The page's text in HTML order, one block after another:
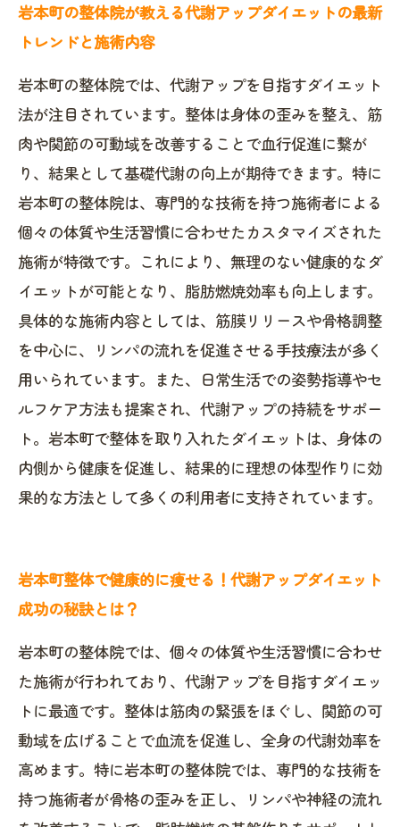
岩本町の整体院が教える代謝アップダイエットの最新
トレンドと施術内容
岩本町の整体院では、代謝アップを目指すダイエット
法が注目されています。整体は身体の歪みを整え、筋
肉や関節の可動域を改善することで血行促進に繋が
り、結果として基礎代謝の向上が期待できます。特に
岩本町の整体院は、専門的な技術を持つ施術者による
個々の体質や生活習慣に合わせたカスタマイズされた
施術が特徴です。これにより、無理のない健康的なダ
イエットが可能となり、脂肪燃焼効率も向上します。
具体的な施術内容としては、筋膜リリースや骨格調整
を中心に、リンパの流れを促進させる手技療法が多く
用いられています。また、日常生活での姿勢指導やセ
ルフケア方法も提案され、代謝アップの持続をサポー
ト。岩本町で整体を取り入れたダイエットは、身体の
内側から健康を促進し、結果的に理想の体型作りに効
果的な方法として多くの利用者に支持されています。
岩本町整体で健康的に痩せる！代謝アップダイエット
成功の秘訣とは？
岩本町の整体院では、個々の体質や生活習慣に合わせ
た施術が行われており、代謝アップを目指すダイエッ
トに最適です。整体は筋肉の緊張をほぐし、関節の可
動域を広げることで血流を促進し、全身の代謝効率を
高めます。特に岩本町の整体院では、専門的な技術を
持つ施術者が骨格の歪みを正し、リンパや神経の流れ